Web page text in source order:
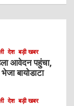
देश बड़ी खबर
आवेदन पहुंचा,
बायोडाटा
देश बड़ी खबर